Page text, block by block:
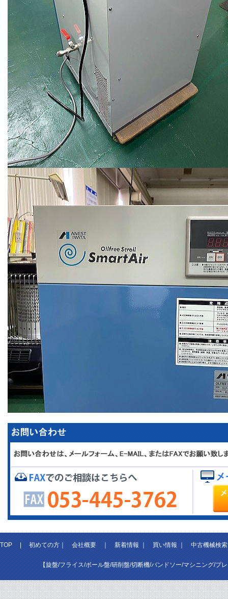
TOP|初めての方｜会社概要｜新着情報｜買い情報｜中古機械検索
【旋盤/フライス/ボール盤/研削盤/切断機/バンドソー/マシニング/プ